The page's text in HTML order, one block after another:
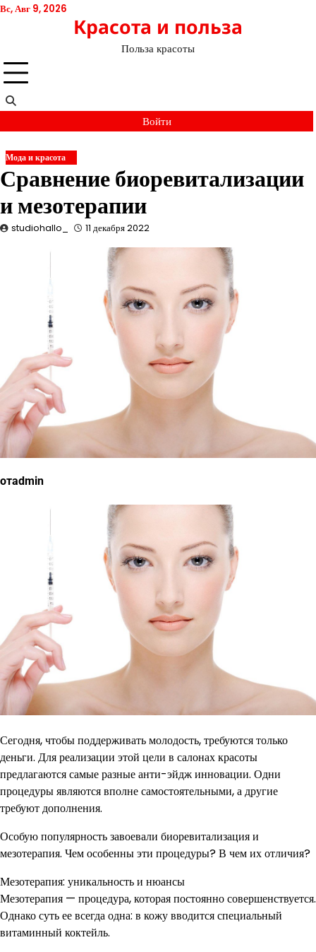
Перейти
Вс, Авг 9, 2026
Красота и польза
Польза красоты
Войти
Мода и красота
Сравнение биоревитализации
и мезотерапии
studiohallo_ 11 декабря 2022
отadmin
Сегодня, чтобы поддерживать молодость, требуются только
деньги. Для реализации этой цели в салонах красоты
предлагаются самые разные анти-эйдж инновации. Одни
процедуры являются вполне самостоятельными, а другие
требуют дополнения.
Особую популярность завоевали биоревитализация и
мезотерапия. Чем особенны эти процедуры? В чем их отличия?
Мезотерапия: уникальность и нюансы
Мезотерапия — процедура, которая постоянно совершенствуется.
Однако суть ее всегда одна: в кожу вводится специальный
витаминный коктейль.